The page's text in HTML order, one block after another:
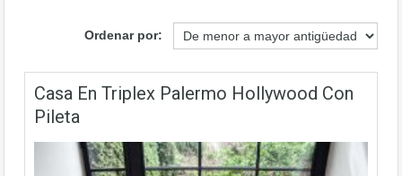
Ordenar por:
Casa En Triplex Palermo Hollywood Con
Pileta